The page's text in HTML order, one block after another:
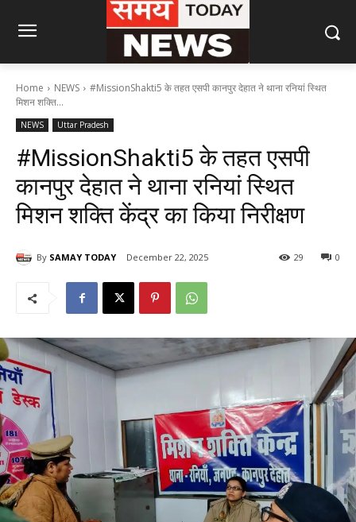
Home NEWS
#MissionShakti5 के तहत एसपी कानपुर देहात ने थाना रनियां स्थित
मिशन शक्ति...
NEWS Uttar Pradesh
#MissionShakti5 के तहत एसपी
कानपुर देहात ने थाना रनियां स्थित
मिशन शक्ति केंद्र का किया निरीक्षण
By SAMAY TODAY December 22, 2025 0
29